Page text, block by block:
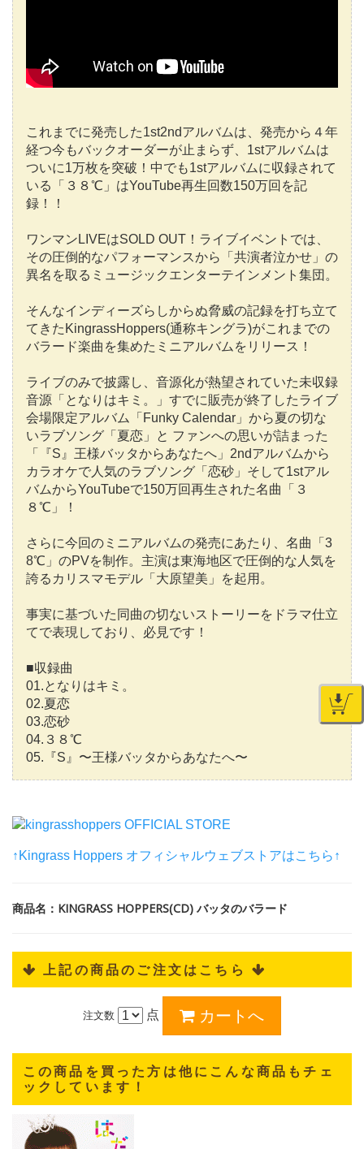
これまでに発売した1st2ndアルバムは、発売から４年
経つ今もバックオーダーが止まらず、1stアルバムは
ついに1万枚を突破！中でも1stアルバムに収録されて
いる「３８℃」はYouTube再生回数150万回を記
録！！
ワンマンLIVEはSOLD OUT！ライブイベントでは、
その圧倒的なパフォーマンスから「共演者泣かせ」の
異名を取るミュージックエンターテインメント集団。
そんなインディーズらしからぬ脅威の記録を打ち立て
てきたKingrassHoppers(通称キングラ)がこれまでの
バラード楽曲を集めたミニアルバムをリリース！
ライブのみで披露し、音源化が熱望されていた未収録
音源「となりはキミ。」すでに販売が終了したライブ
会場限定アルバム「Funky Calendar」から夏の切な
いラブソング「夏恋」と ファンへの思いが詰まった
「『S』王様バッタからあなたへ」2ndアルバムから
カラオケで人気のラブソング「恋砂」そして1stアル
バムからYouTubeで150万回再生された名曲「３
８℃」！
さらに今回のミニアルバムの発売にあたり、名曲「3
8℃」のPVを制作。主演は東海地区で圧倒的な人気を
誇るカリスマモデル「大原望美」を起用。
事実に基づいた同曲の切ないストーリーをドラマ仕立
てで表現しており、必見です！
■収録曲
01.となりはキミ。
02.夏恋
03.恋砂
04.３８℃
05.『S』〜王様バッタからあなたへ〜
↑Kingrass Hoppers オフィシャルウェブストアはこちら↑
商品名：KINGRASS HOPPERS(CD) バッタのバラード
 上記の商品のご注文はこちら 
注文数 点
この商品を買った方は他にこんな商品もチェ
ックしています！